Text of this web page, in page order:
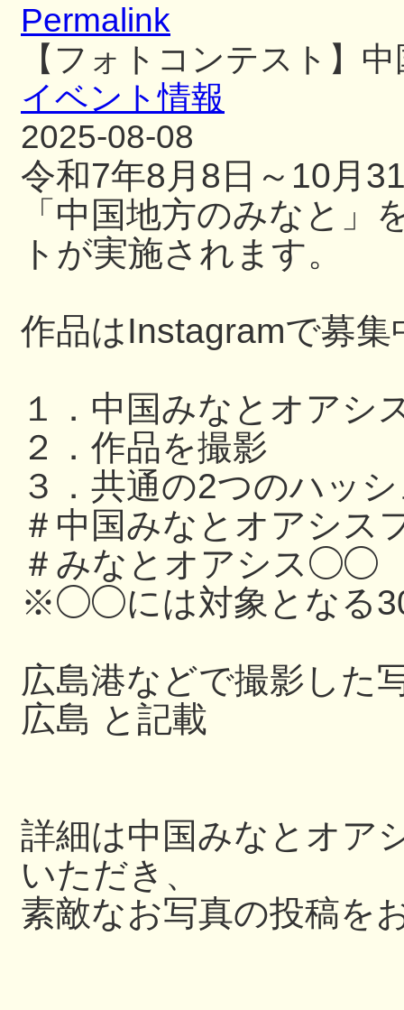
Permalink
【フォトコンテスト】
イベント情報
2025-08-08
令和7年8月8日～10月
「中国地方のみなと
トが実施されます。
作品はInstagramで募集
１．中国みなとオアシ
２．作品を撮影
３．共通の2つのハッ
＃中国みなとオアシス
＃みなとオアシス◯◯
※◯◯には対象となる
広島港などで撮影した
広島 と記載
詳細は中国みなとオア
いただき、
素敵なお写真の投稿を